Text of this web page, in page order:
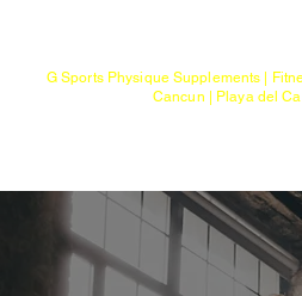
G Sports Physique Supplements |
Cancun | Playa del